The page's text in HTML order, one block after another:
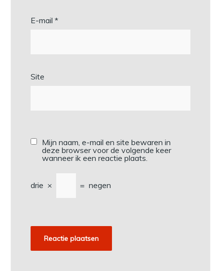
E-mail*
Site
Mijn naam, e-mail en site bewaren in
deze browser voor de volgende keer
wanneer ik een reactie plaats.
drie × = negen